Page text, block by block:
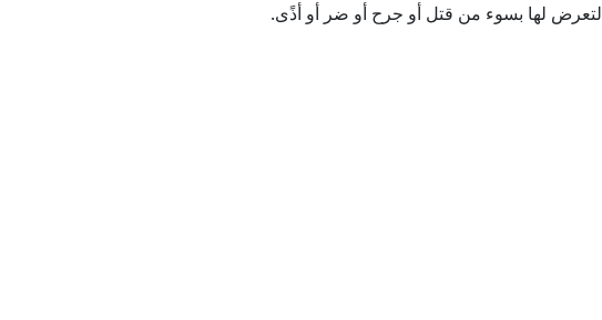
لها بسوء من قتل أو جرح أو ضر أو أذًى.